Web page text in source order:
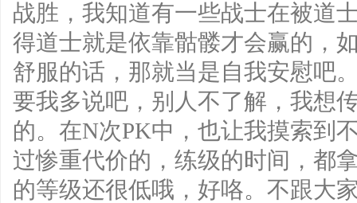
战胜，我知道有一些战士在被道
得道士就是依靠骷髅才会赢的，
舒服的话，那就当是自我安慰吧
要我多说吧，别人不了解，我想
的。在N次PK中，也让我摸索到
过惨重代价的，练级的时间，都
的等级还很低哦，好咯。不跟大